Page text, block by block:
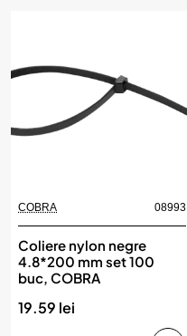
COBRA 08993
Coliere nylon negre
4.8*200 mm set 100
buc, COBRA
19.59 lei